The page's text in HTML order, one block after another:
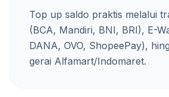
Top up saldo praktis melalui
(BCA, Mandiri, BNI, BRI), E-
DANA, OVO, ShopeePay),
gerai Alfamart/Indomaret.